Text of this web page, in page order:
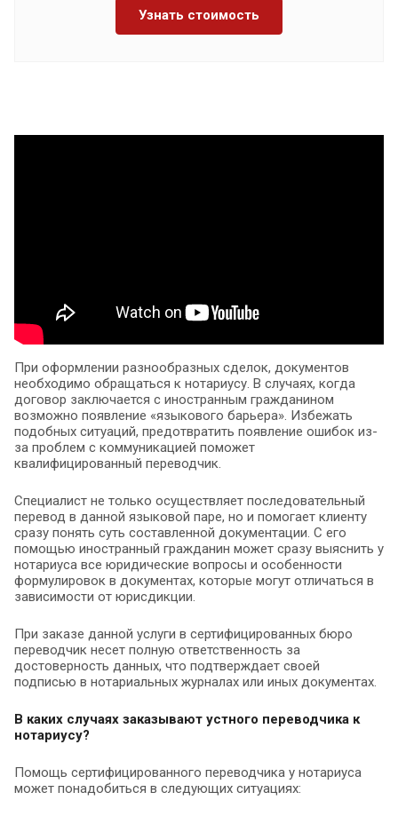
Узнать стоимость
При оформлении разнообразных сделок, документов
необходимо обращаться к нотариусу. В случаях, когда
договор заключается с иностранным гражданином
возможно появление «языкового барьера». Избежать
подобных ситуаций, предотвратить появление ошибок из-
за проблем с коммуникацией поможет
квалифицированный переводчик.
Специалист не только осуществляет последовательный
перевод в данной языковой паре, но и помогает клиенту
сразу понять суть составленной документации. С его
помощью иностранный гражданин может сразу выяснить у
нотариуса все юридические вопросы и особенности
формулировок в документах, которые могут отличаться в
зависимости от юрисдикции.
При заказе данной услуги в сертифицированных бюро
переводчик несет полную ответственность за
достоверность данных, что подтверждает своей
подписью в нотариальных журналах или иных документах.
В каких случаях заказывают устного переводчика к
нотариусу?
Помощь сертифицированного переводчика у нотариуса
может понадобиться в следующих ситуациях: